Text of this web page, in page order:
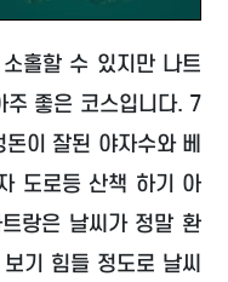
홀할 수 있지만 나트
주 좋은 코스입니다. 7
이 잘된 야자수와 베
도로등 산책 하기 아
랑은 날씨가 정말 환
기 힘들 정도로 날씨